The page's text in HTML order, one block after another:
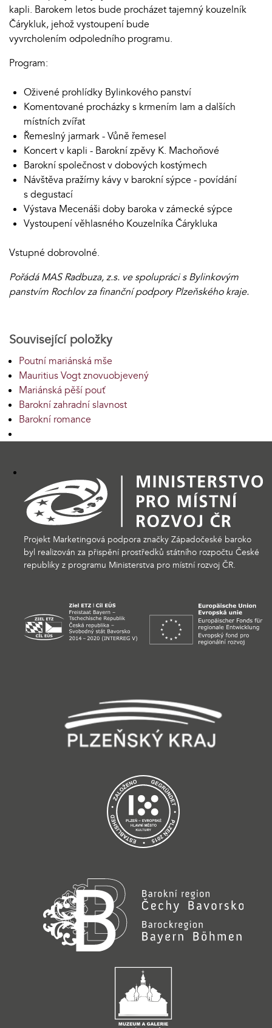
kapli. Barokem letos bude procházet tajemný kouzelník
Čárykluk, jehož vystoupení bude
vyvrcholením odpoledního programu.
Program:
Oživené prohlídky Bylinkového panství
Komentované procházky s krmením lam a dalších
místních zvířat
Řemeslný jarmark - Vůně řemesel
Koncert v kapli - Barokní zpěvy K. Machoňové
Barokní společnost v dobových kostýmech
Návštěva pražírny kávy v barokní sýpce - povídání
s degustací
Výstava Mecenáši doby baroka v zámecké sýpce
Vystoupení věhlasného Kouzelníka Čárykluka
Vstupné dobrovolné.
Pořádá MAS Radbuza, z.s. ve spolupráci s Bylinkovým
panstvím Rochlov za finanční podpory Plzeňského kraje.
Související položky
Poutní mariánská mše
Mauritius Vogt znovuobjevený
Mariánská pěší pouť
Barokní zahradní slavnost
Barokní romance
Projekt Marketingová podpora značky Západočeské baroko
byl realizován za přispění prostředků státního rozpočtu České
republiky z programu Ministerstva pro místní rozvoj ČR.